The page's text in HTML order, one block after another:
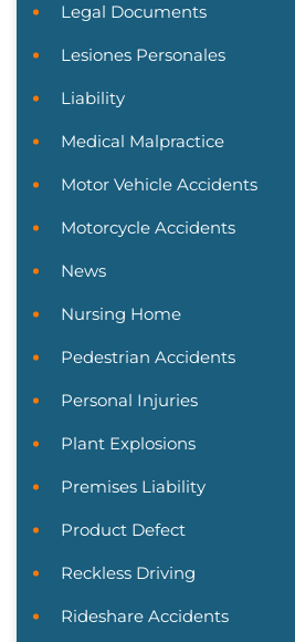
Legal Documents
Lesiones Personales
Liability
Medical Malpractice
Motor Vehicle Accidents
Motorcycle Accidents
News
Nursing Home
Pedestrian Accidents
Personal Injuries
Plant Explosions
Premises Liability
Product Defect
Reckless Driving
Rideshare Accidents